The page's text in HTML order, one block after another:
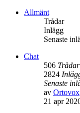
Allmänt
Trådar
Inlägg
Senaste
Chat
506 Trådar
2824
Senaste
av Ortovox
21 apr